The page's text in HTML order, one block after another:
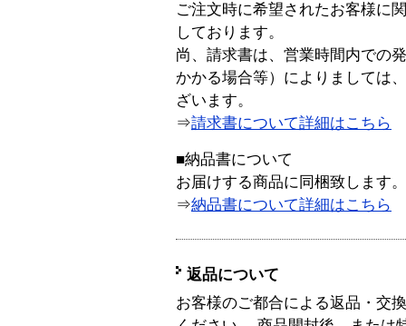
ご注文時に希望されたお客様に
しております。
尚、請求書は、営業時間内での
かかる場合等）によりましては
ざいます。
⇒請求書について詳細はこちら
■納品書について
お届けする商品に同梱致します。
⇒納品書について詳細はこちら
返品について
お客様のご都合による返品・交